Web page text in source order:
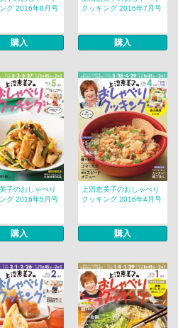
グ 2016年8月号
購入
クッキング 2016年7月号
購入
美子のおしゃべり
グ 2016年5月号
購入
上沼恵美子のおしゃべり
クッキング 2016年4月号
購入